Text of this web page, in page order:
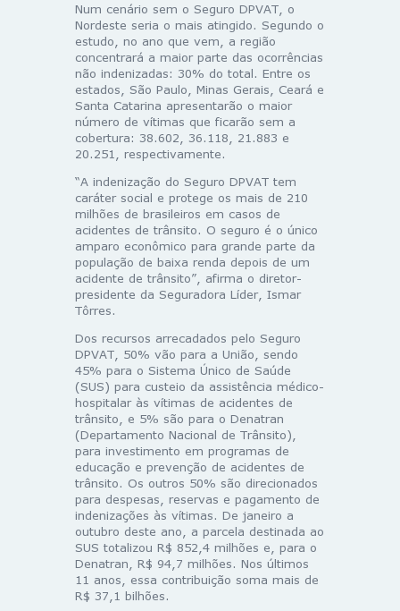
Num cenário sem o Seguro DPVAT, o
Nordeste seria o mais atingido. Segundo o
estudo, no ano que vem, a região
concentrará a maior parte das ocorrências
não indenizadas: 30% do total. Entre os
estados, São Paulo, Minas Gerais, Ceará e
Santa Catarina apresentarão o maior
número de vítimas que ficarão sem a
cobertura: 38.602, 36.118, 21.883 e
20.251, respectivamente.
“A indenização do Seguro DPVAT tem
caráter social e protege os mais de 210
milhões de brasileiros em casos de
acidentes de trânsito. O seguro é o único
amparo econômico para grande parte da
população de baixa renda depois de um
acidente de trânsito”, afirma o diretor-
presidente da Seguradora Líder, Ismar
Tôrres.
Dos recursos arrecadados pelo Seguro
DPVAT, 50% vão para a União, sendo
45% para o Sistema Único de Saúde
(SUS) para custeio da assistência médico-
hospitalar às vítimas de acidentes de
trânsito, e 5% são para o Denatran
(Departamento Nacional de Trânsito),
para investimento em programas de
educação e prevenção de acidentes de
trânsito. Os outros 50% são direcionados
para despesas, reservas e pagamento de
indenizações às vítimas. De janeiro a
outubro deste ano, a parcela destinada ao
SUS totalizou R$ 852,4 milhões e, para o
Denatran, R$ 94,7 milhões. Nos últimos
11 anos, essa contribuição soma mais de
R$ 37,1 bilhões.